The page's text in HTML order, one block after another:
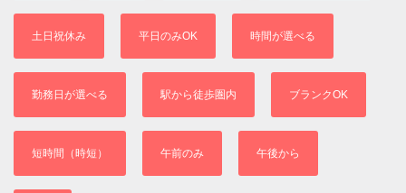
土日祝休み 平日のみOK 時間が選べる
勤務日が選べる 駅から徒歩圏内 ブランクOK
短時間（時短） 午前のみ 午後から